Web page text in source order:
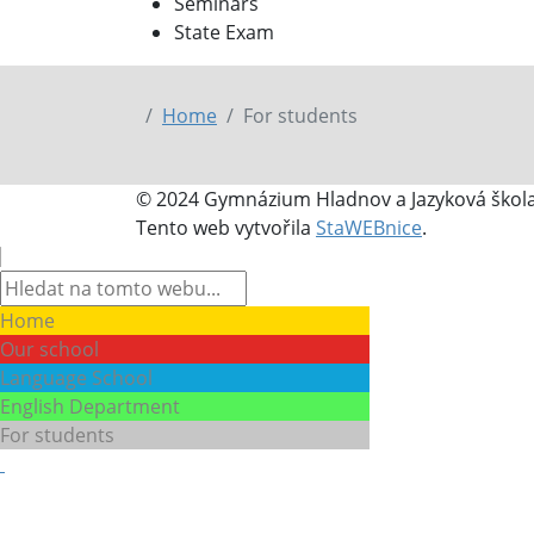
State Exam
Home For students
© 2024 Gymnázium Hladnov a Jazyková
Tento web vytvořila StaWEBnice.
Home
Our school
Language School
English Department
For students